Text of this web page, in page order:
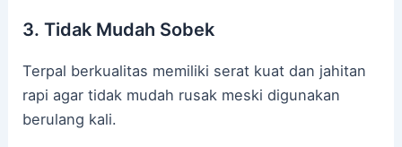
3. Tidak Mudah Sobek
Terpal berkualitas memiliki serat kuat dan jahitan
rapi agar tidak mudah rusak meski digunakan
berulang kali.